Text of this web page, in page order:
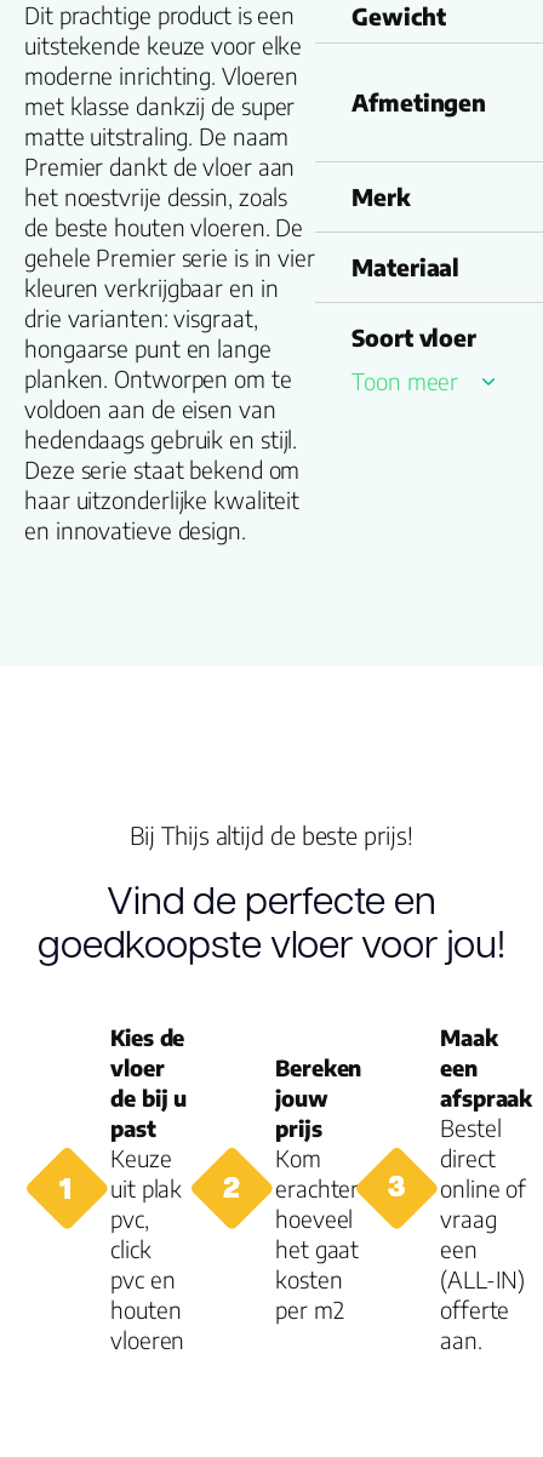
Dit prachtige product is een
uitstekende keuze voor elke
moderne inrichting. Vloeren
met klasse dankzij de super
matte uitstraling. De naam
Premier dankt de vloer aan
het noestvrije dessin, zoals
de beste houten vloeren. De
gehele Premier serie is in vier
kleuren verkrijgbaar en in
drie varianten: visgraat,
hongaarse punt en lange
planken. Ontworpen om te
voldoen aan de eisen van
hedendaags gebruik en stijl.
Deze serie staat bekend om
haar uitzonderlijke kwaliteit
en innovatieve design.
Gewicht
Afmetingen
Merk
Materiaal
Soort vloer
(cm)
Inhoud pak (m2)
Aantal per pak
Dikte toplaag
Dikte plank
Dessin
Gebruiksklasse
Toon meer
Bij Thijs altijd de beste prijs!
Vind de perfecte en
goedkoopste vloer voor jou!
Kies de
vloer
de bij u
past
Keuze
uit plak
pvc,
click
pvc en
houten
vloeren
Bereken
jouw
prijs
Kom
erachter
hoeveel
het gaat
kosten
per m2
Maak
een
afspraak
Bestel
direct
online of
vraag
een
(ALL-IN)
offerte
aan.